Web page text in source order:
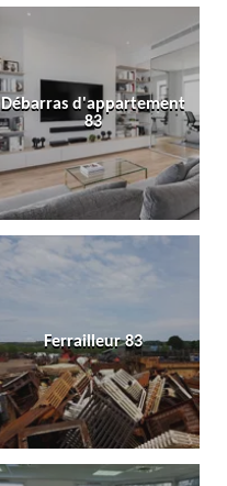
Débarras d'appartement
83
Ferrailleur 83